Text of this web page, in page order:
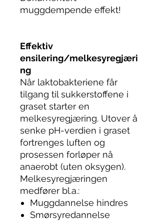
muggdempende effekt!
Effektiv
ensilering/melkesyregjæri
ng
Når laktobakteriene får
tilgang til sukkerstoffene i
graset starter en
melkesyregjæring. Utover å
senke pH-verdien i graset
fortrenges luften og
prosessen forløper nå
anaerobt (uten oksygen).
Melkesyregjæringen
medfører bl.a.:
Muggdannelse hindres
Smørsyredannelse